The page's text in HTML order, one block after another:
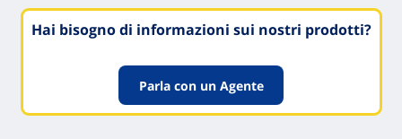
Hai bisogno di informazioni sui nostri prodotti?
Parla con un Agente